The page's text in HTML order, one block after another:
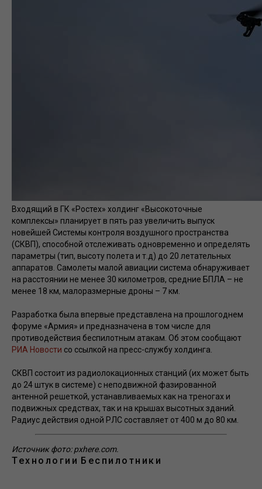
Входящий в ГК «Ростех» холдинг «Высокоточные
комплексы» планирует в пять раз увеличить выпуск
новейшей Системы контроля воздушного пространства
(СКВП), способной отслеживать одновременно и определять
параметры (тип, высоту полета и т.д) до 20 летательных
аппаратов. Самолеты малой авиации система обнаруживает
на расстоянии не менее 30 километров, средние БПЛА – не
менее 18 км, малоразмерные дроны – 7 км.
Разработка была впервые представлена на прошлогоднем
форуме «Армия» и предназначена в том числе для
противодействия беспилотным атакам. Об этом сообщают
РИА Новости со ссылкой на пресс-службу холдинга.
СКВП состоит из радиолокационных станций (их может быть
до 24 штук в системе) с неподвижной фазированной
антенной решеткой, устанавливаемых как на треногах и
подвижных средствах, так и на крышах высотных зданий.
Радиус действия одной РЛС составляет от 400 м до 80 км.
Источник фото: pxhere.com.
Технологии Беспилотники